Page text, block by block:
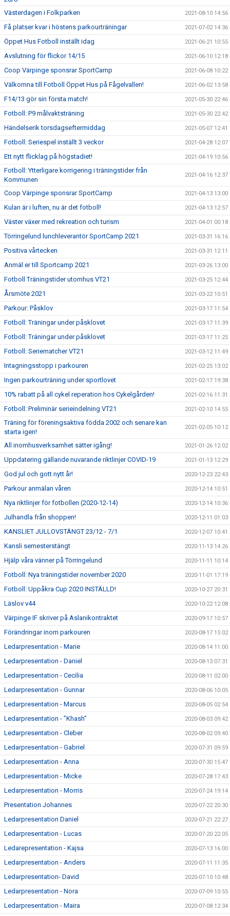
Västerdagen i Folkparken
2021-08-10 14:56
Få platser kvar i höstens parkourträningar 2021-07-02 14:36
Öppet Hus Fotboll inställt idag 2021-06-21 10:55
Avslutning för flickor 14/15 2021-06-10 12:18
Coop Värpinge sponsrar SportCamp 2021-06-08 10:22
Välkomna till Fotboll Öppet Hus på Fågelvallen! 2021-06-02 13:58
F14/13 gör sin första match! 2021-05-30 22:46
Fotboll: P9 målvaktsträning 2021-05-30 22:42
Händelserik torsdagseftermiddag 2021-05-07 12:41
Fotboll: Seriespel inställt 3 veckor 2021-04-28 12:07
Ett nytt flicklag på högstadiet! 2021-04-19 10:56
Fotboll: Ytterligare korrigering i träningstider från
Kommunen
2021-04-16 12:37
Coop Värpinge sponsrar SportCamp 2021-04-13 13:00
Kulan är i luften, nu är det fotboll! 2021-04-13 12:57
Väster växer med rekreation och turism 2021-04-01 00:18
Törringelund lunchleverantör SportCamp 2021 2021-03-31 16:16
Positiva vårtecken 2021-03-31 12:11
Anmäl er till Sportcamp 2021 2021-03-26 13:00
Fotboll Träningstider utomhus VT21 2021-03-25 12:44
Årsmöte 2021 2021-03-22 10:51
Parkour: Påsklov 2021-03-17 11:54
Fotboll: Träningar under påsklovet 2021-03-17 11:39
Fotboll: Träningar under påsklovet 2021-03-17 11:25
Fotboll: Seriematcher VT21 2021-03-12 11:49
Intagningsstopp i parkouren 2021-02-25 13:02
Ingen parkourträning under sportlovet 2021-02-17 19:38
10% rabatt på all cykel reperation hos Cykelgården! 2021-02-16 11:31
Fotboll: Preliminär serieindelning VT21 2021-02-10 14:55
Träning för föreningsaktiva födda 2002 och senare kan
starta igen!
2021-02-05 10:12
All inomhusverksamhet sätter igång! 2021-01-26 12:02
Uppdatering gällande nuvarande riktlinjer COVID-19 2021-01-13 12:29
God jul och gott nytt år! 2020-12-23 22:43
Parkour anmälan våren 2020-12-14 10:51
Nya riktlinjer för fotbollen (2020-12-14) 2020-12-14 10:36
Julhandla från shoppen! 2020-12-11 01:03
KANSLIET JULLOVSTÄNGT 23/12 - 7/1 2020-12-07 10:41
Kansli semesterstängt 2020-11-13 14:26
Hjälp våra vänner på Törringelund 2020-11-11 10:14
Fotboll: Nya träningstider november 2020 2020-11-01 17:19
Fotboll: Uppåkra Cup 2020 INSTÄLLD! 2020-10-27 20:31
Läslov v44 2020-10-22 12:08
Värpinge IF skriver på Aslanikontraktet 2020-09-17 10:57
Förändringar inom parkouren 2020-08-17 15:02
Ledarpresentation - Marie 2020-08-14 11:00
Ledarpresentation - Daniel 2020-08-13 07:31
Ledarpresentation - Cecilia 2020-08-11 02:00
Ledarpresentation - Gunnar 2020-08-06 10:05
Ledarpresentation - Marcus 2020-08-05 02:54
Ledarpresentation - ”Khash” 2020-08-03 09:42
Ledarpresentation - Cleber 2020-08-02 09:40
Ledarpresentation - Gabriel 2020-07-31 09:59
Ledarpresentation - Anna 2020-07-30 15:47
Ledarpresentation - Micke 2020-07-28 17:43
Ledarpresentation - Morris 2020-07-24 19:14
Presentation Johannes 2020-07-22 20:30
Ledarpresentation Daniel 2020-07-21 22:27
Ledarpresentation - Lucas 2020-07-20 22:05
Ledarepresentation - Kajsa 2020-07-13 16:00
Ledarpresentation - Anders 2020-07-11 11:35
Ledarpresentation- David 2020-07-10 10:48
Ledarpresentation - Nora 2020-07-09 10:55
Ledarpresentation - Maira 2020-07-08 12:34